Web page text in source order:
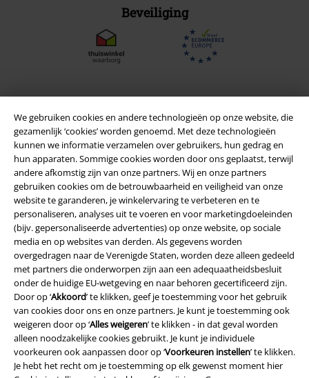
We gebruiken cookies en andere technologieën op onze website, die
gezamenlijk ‘cookies’ worden genoemd. Met deze technologieën
kunnen we informatie verzamelen over gebruikers, hun gedrag en
hun apparaten. Sommige cookies worden door ons geplaatst, terwijl
andere afkomstig zijn van onze partners. Wij en onze partners
gebruiken cookies om de betrouwbaarheid en veiligheid van onze
website te garanderen, je winkelervaring te verbeteren en te
personaliseren, analyses uit te voeren en voor marketingdoeleinden
(bijv. gepersonaliseerde advertenties) op onze website, op sociale
media en op websites van derden. Als gegevens worden
overgedragen naar de Verenigde Staten, worden deze alleen gedeeld
met partners die onderworpen zijn aan een adequaatheidsbesluit
onder de huidige EU-wetgeving en naar behoren gecertificeerd zijn.
Door op ‘Akkoord’ te klikken, geef je toestemming voor het gebruik
van cookies door ons en onze partners. Je kunt je toestemming ook
weigeren door op ‘Alles weigeren’ te klikken - in dat geval worden
alleen noodzakelijke cookies gebruikt. Je kunt je individuele
voorkeuren ook aanpassen door op ‘Voorkeuren instellen’ te klikken.
Je hebt het recht om je toestemming op elk gewenst moment hier
Beveiliging
Legal
Algemene Voorwaarden
Bedrijfsgegevens
Privacyverklaring
Verklaring van conformiteit
Informatie over toegankelijkheid